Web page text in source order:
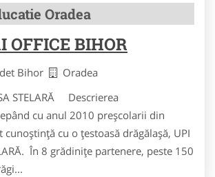
Oradea
OFFICE BIHOR
Bihor
Oradea
STELARĂ Descrierea
cu anul 2010 preşcolarii din
cunoştinţă cu o ţestoasă drăgălaşă, UPI
În 8 grădiniţe partenere, peste 150